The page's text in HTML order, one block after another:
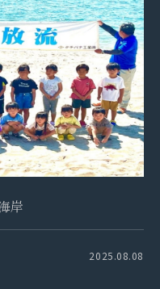
岸
2025.08.08